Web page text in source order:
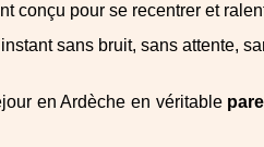
conçu pour se recentrer et
sans bruit, sans attente,
en Ardèche en véritable